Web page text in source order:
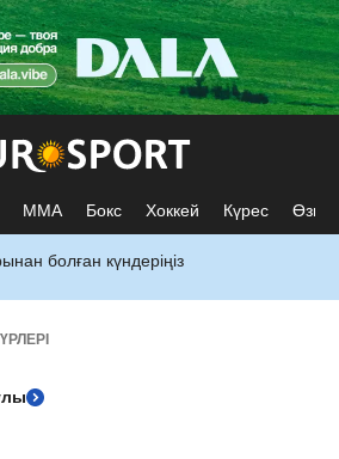
ММА Бокс Хоккей Күрес Өзге
болған күндеріңіз